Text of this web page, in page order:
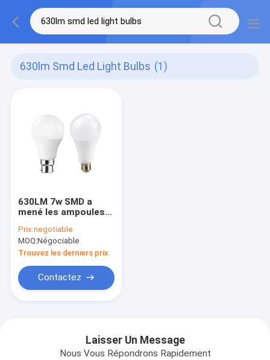
630lm Smd Led Light Bulbs (1)
630LM 7w SMD a
mené les ampoules
de 270 degrés
Prix:negotiable
MOQ:Négociable
Trouvez les derniers prix
Contactez
Laisser Un Message
Nous Vous Répondrons Rapidement